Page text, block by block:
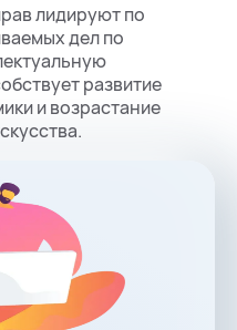
лидируют по
дел по
развитие
и возрастание